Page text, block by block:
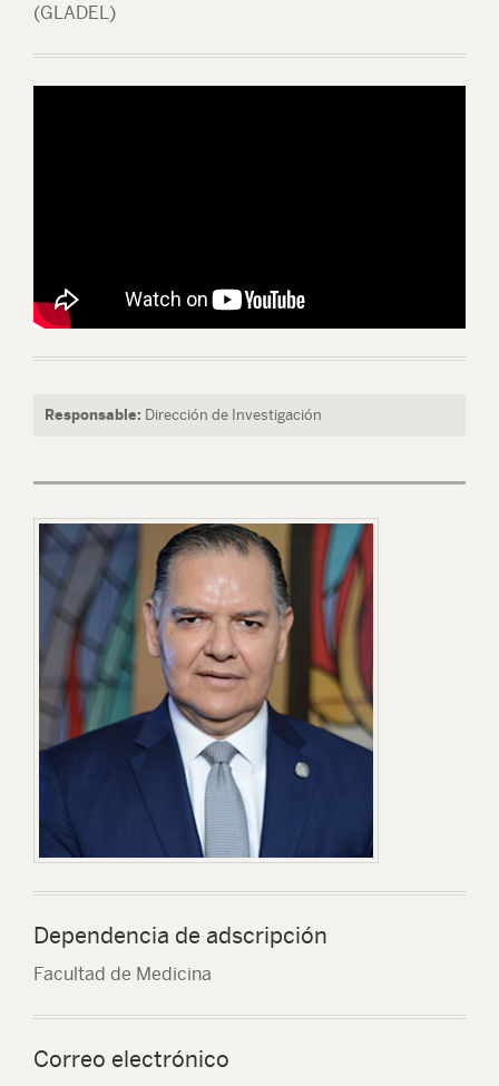
(GLADEL)
Responsable: Dirección de Investigación
Dependencia de adscripción
Facultad de Medicina
Correo electrónico